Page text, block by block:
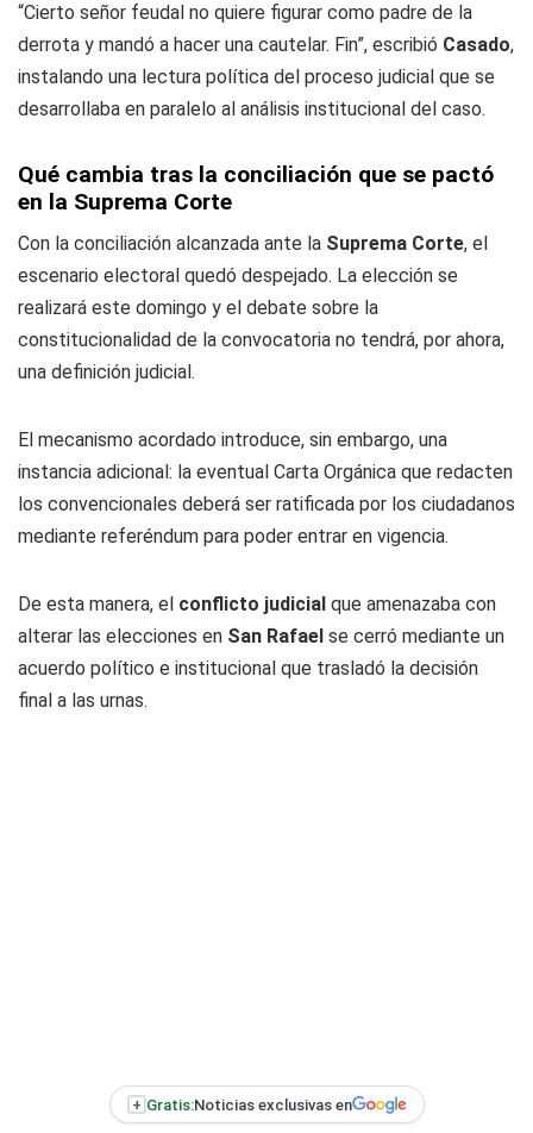
“Cierto señor feudal no quiere figurar como padre de la
derrota y mandó a hacer una cautelar. Fin”, escribió Casado,
instalando una lectura política del proceso judicial que se
desarrollaba en paralelo al análisis institucional del caso.
Qué cambia tras la conciliación que se pactó
en la Suprema Corte
Con la conciliación alcanzada ante la Suprema Corte, el
escenario electoral quedó despejado. La elección se
realizará este domingo y el debate sobre la
constitucionalidad de la convocatoria no tendrá, por ahora,
una definición judicial.
El mecanismo acordado introduce, sin embargo, una
instancia adicional: la eventual Carta Orgánica que redacten
los convencionales deberá ser ratificada por los ciudadanos
mediante referéndum para poder entrar en vigencia.
De esta manera, el conflicto judicial que amenazaba con
alterar las elecciones en San Rafael se cerró mediante un
acuerdo político e institucional que trasladó la decisión
final a las urnas.
+ Gratis:Noticias exclusivas en